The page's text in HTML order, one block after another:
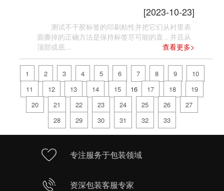
[2023-10-23]
测试不干胶标签的印刷粘性并把它们从衬里表
面撕掉的正确方法是保持标签尽可能的直，并且从
顶部或底...
查看更多>
1 2 3 4 5 6 7 8 9
10
11
12 13 14 15 16 17 18
19
20
21 22 23 24 25 26
27
28
29 30 31 32 33
专注服务于包装领域
资深包装客服专家